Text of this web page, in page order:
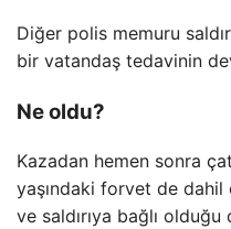
Diğer polis memuru
bir vatandaş tedavinin
Ne oldu?
Kazadan hemen sonra
yaşındaki forvet de
ve saldırıya bağlı